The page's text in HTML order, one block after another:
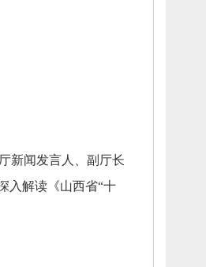
新闻发言人、 副厅长
入解读《山西省“十